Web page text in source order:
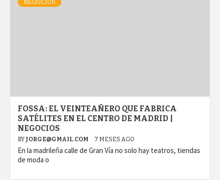
NEGOCIOS
FOSSA: EL VEINTEAÑERO QUE FABRICA
SATÉLITES EN EL CENTRO DE MADRID |
NEGOCIOS
BY JORGE@GMAIL.COM 7 MESES AGO
En la madrileña calle de Gran Vía no solo hay teatros, tiendas
de moda o